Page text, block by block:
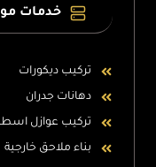
خدمات
تركيب ديكورات
دهانات جدران
تركيب عوازل
بناء ملاحق خارجية